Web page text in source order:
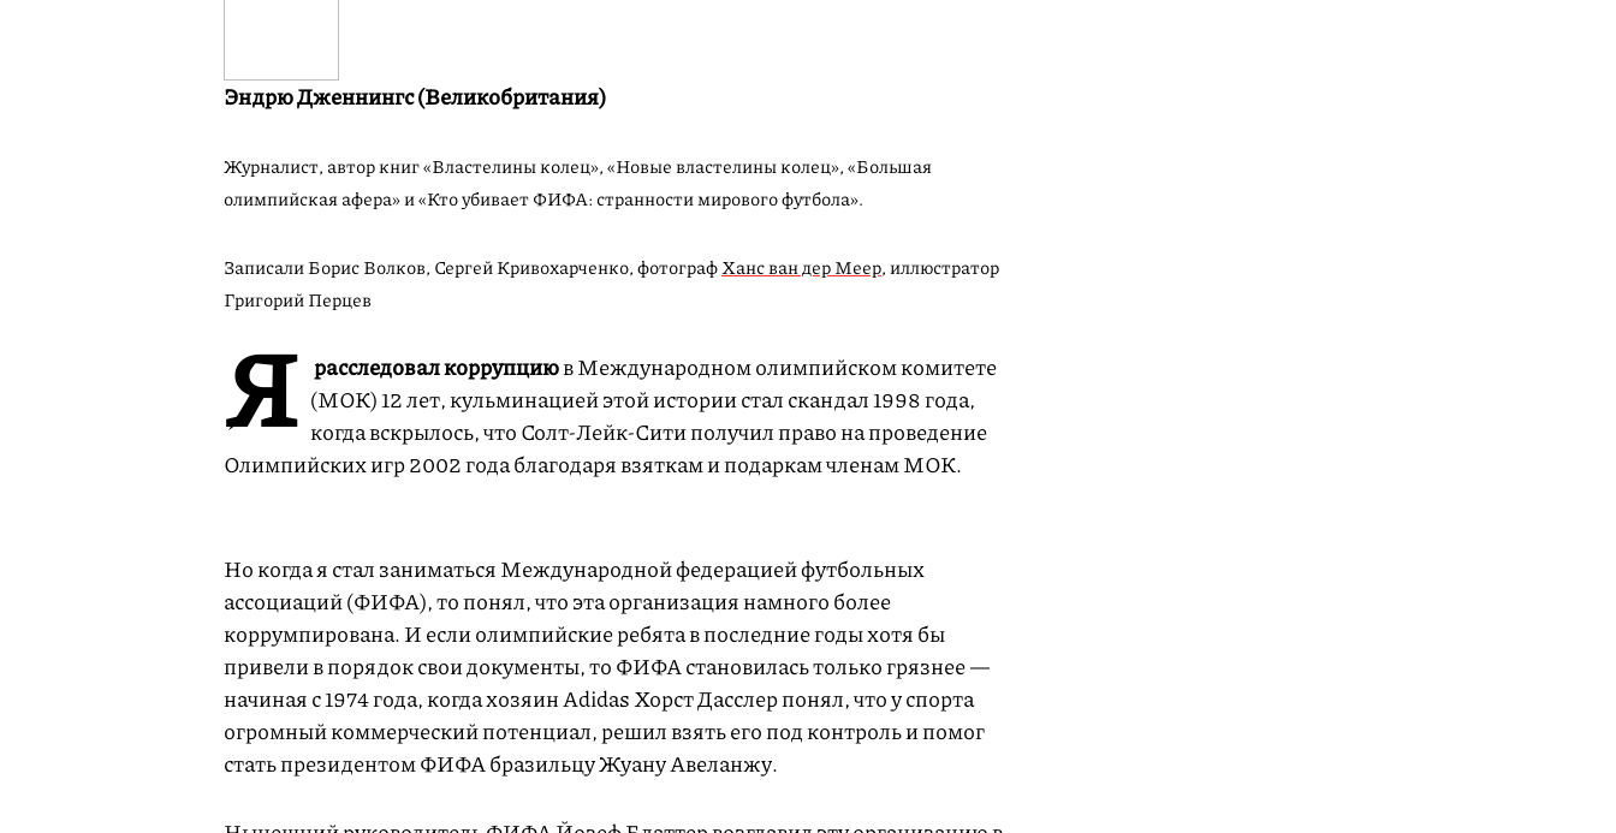
Эндрю Дженнингс (Великобритания)
Журналист, автор книг «Властелины колец», «Новые властелины колец», «Большая
олимпийская афера» и «Кто убивает ФИФА: странности мирового футбола».
Записали Борис Волков, Сергей Кривохарченко, фотографХанс ван дер Меер, иллюстратор
Григорий Перцев
Я расследовал коррупциюв Международном олимпийском комитете
(МОК) 12 лет, кульминацией этой истории стал скандал 1998 года,
когда вскрылось, что Солт-Лейк-Сити получил право на проведение
Олимпийских игр 2002 года благодаря взяткам и подаркам членам МОК.
Но когда я стал заниматься Международной федерацией футбольных
ассоциаций (ФИФА), то понял, что эта организация намного более
коррумпирована. И если олимпийские ребята в последние годы хотя бы
привели в порядок свои документы, то ФИФА становилась только грязнее —
начиная с 1974 года, когда хозяин Adidas Хорст Дасслер понял, что у спорта
огромный коммерческий потенциал, решил взять его под контроль и помог
стать президентом ФИФА бразильцу Жуану Авеланжу.